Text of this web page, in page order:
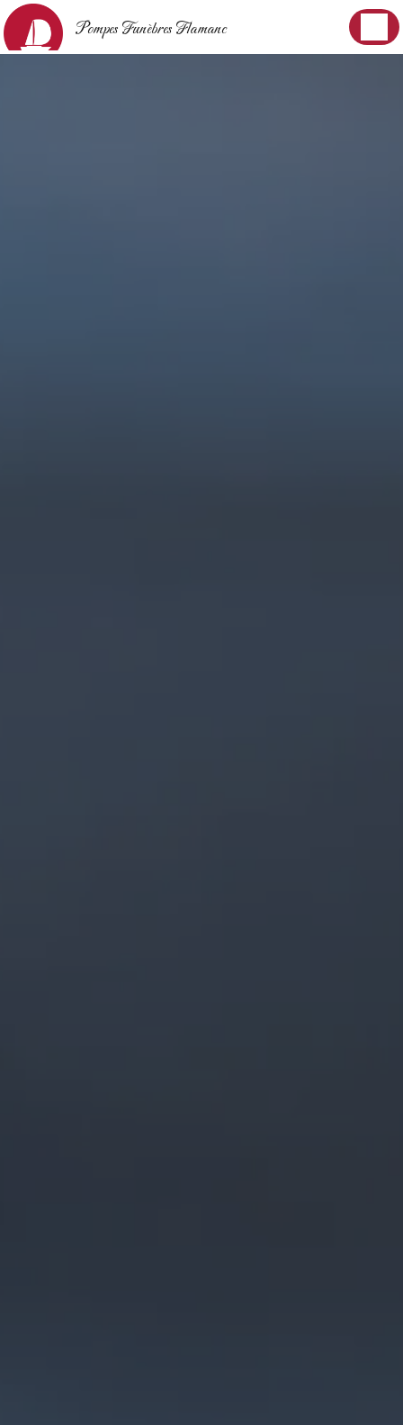
Pompes Funèbres Flamanc
Panneau de gestion des cookies